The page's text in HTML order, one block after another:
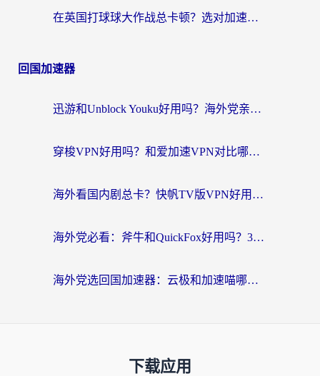
在英国打球球大作战总卡顿？选对加速器让你告别延迟（附实测攻略）
回国加速器
迅游和Unblock Youku好用吗？海外党亲测：3个维度教你选对回国加速器
穿梭VPN好用吗？和爱加速VPN对比哪个回国效果更好？海外党必看的实用指南
海外看国内剧总卡？快帆TV版VPN好用吗？和海牛VPN对比哪个回国效果更好？
海外党必看：斧牛和QuickFox好用吗？3步选对回国加速器，无缝刷国内剧玩游戏
海外党选回国加速器：云极和加速喵哪个好？附3款热门工具实测对比
下载应用